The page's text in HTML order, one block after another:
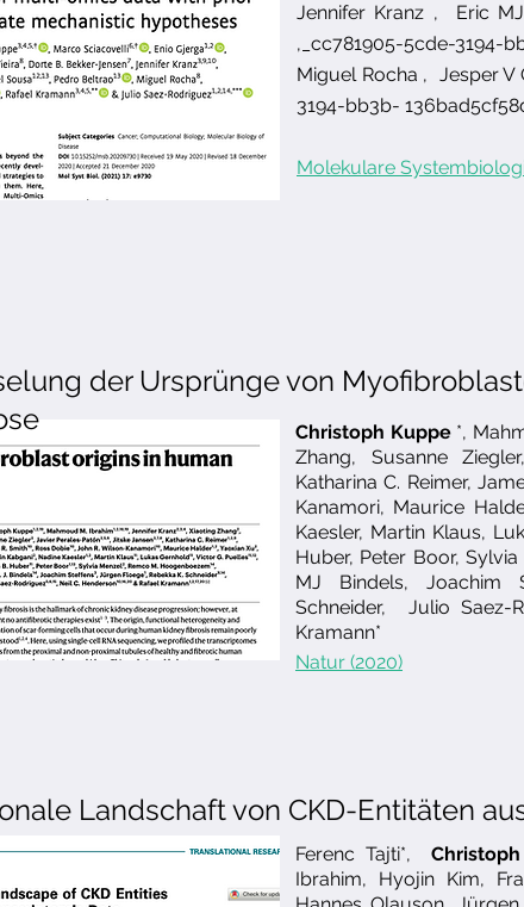
Jennifer Kranz , Eric
,_cc781905-5cde-
Miguel Rocha , Jesper V
3194-bb3b-
Molekulare
Christoph Kuppe*,
Zhang, Susanne
Katharina C. Reimer,
Kanamori, Maurice
Kaesler, Martin Klaus,
Huber, Peter Boor,
MJ Bindels, Joachim
Schneider, Julio Saez-
Kramann*
Natur (2020)
der Ursprünge von
Landschaft von CKD-Entitäten
Ferenc Tajti*,
Ibrahim, Hyojin Kim,